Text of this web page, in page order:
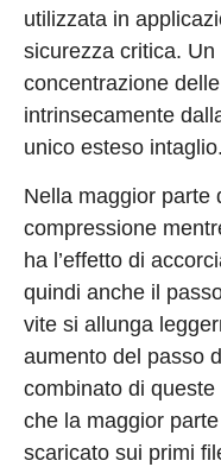
utilizzata in
sicurezza critica.
concentrazione
intrinsecamente
unico esteso intaglio.
Nella maggior parte
compressione
ha l’effetto di
quindi anche il
vite si allunga
aumento del passo
combinato di
che la maggior
scaricato sui primi